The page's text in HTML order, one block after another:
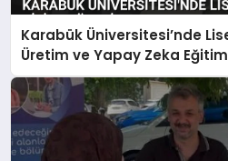
Karabük Üniversitesi’nde
Üretim ve Yapay Zeka